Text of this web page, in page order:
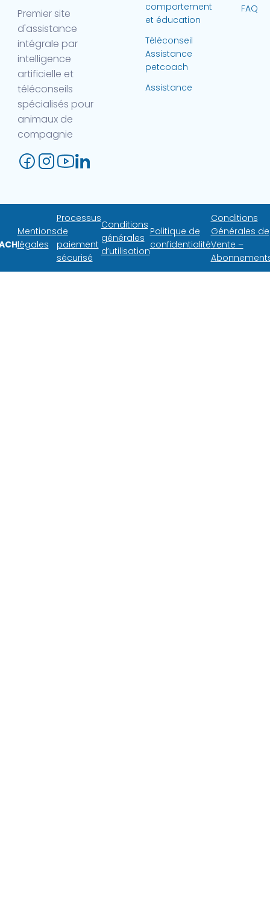
Premier site
d'assistance
intégrale par
intelligence
artificielle et
téléconseils
spécialisés pour
animaux de
compagnie
comportement
et éducation
Téléconseil
Assistance
petcoach
Assistance
FAQ
Mentions
légales
Processus
de
paiement
sécurisé
Conditions
générales
d’utilisation
Politique de
confidentialité
Conditions
Générales de
Vente –